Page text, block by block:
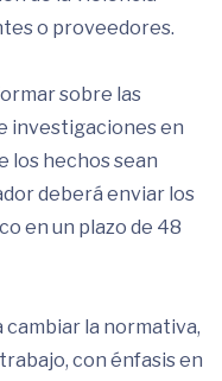
o proveedores.
sobre las
investigaciones en
los hechos sean
deberá enviar los
en un plazo de 48
cambiar la normativa,
con énfasis en